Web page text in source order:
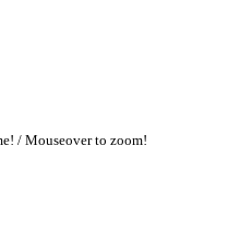
/ Mouseover to zoom!